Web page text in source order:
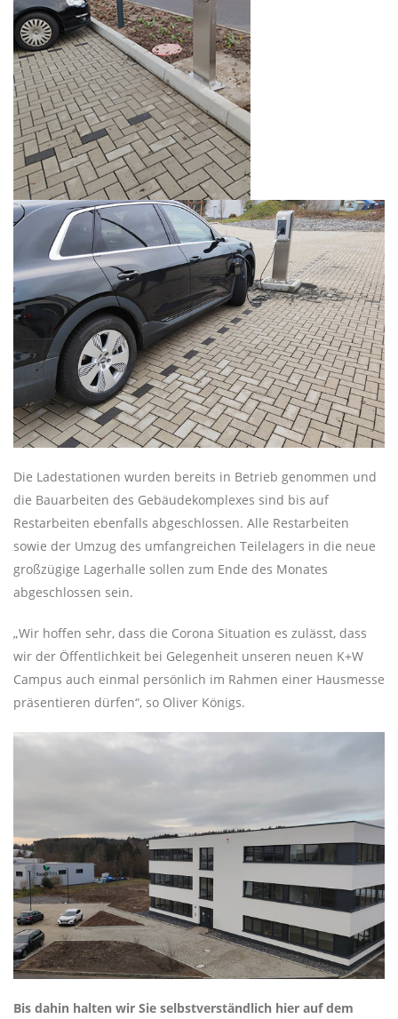
Die Ladestationen wurden bereits in Betrieb genommen und
die Bauarbeiten des Gebäudekomplexes sind bis auf
Restarbeiten ebenfalls abgeschlossen. Alle Restarbeiten
sowie der Umzug des umfangreichen Teilelagers in die neue
großzügige Lagerhalle sollen zum Ende des Monates
abgeschlossen sein.
„Wir hoffen sehr, dass die Corona Situation es zulässt, dass
wir der Öffentlichkeit bei Gelegenheit unseren neuen K+W
Campus auch einmal persönlich im Rahmen einer Hausmesse
präsentieren dürfen“, so Oliver Königs.
Bis dahin halten wir Sie selbstverständlich hier auf dem